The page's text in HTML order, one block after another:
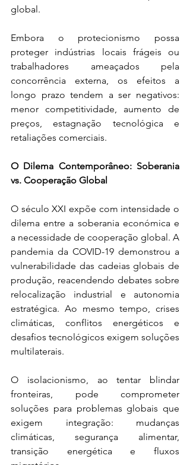
global.
Embora o protecionismo possa
proteger indústrias locais frágeis ou
trabalhadores ameaçados pela
concorrência externa, os efeitos a
longo prazo tendem a ser negativos:
menor competitividade, aumento de
preços, estagnação tecnológica e
retaliações comerciais.
O Dilema Contemporâneo: Soberania
vs. Cooperação Global
O século XXI expõe com intensidade o
dilema entre a soberania económica e
a necessidade de cooperação global. A
pandemia da COVID-19 demonstrou a
vulnerabilidade das cadeias globais de
produção, reacendendo debates sobre
relocalização industrial e autonomia
estratégica. Ao mesmo tempo, crises
climáticas, conflitos energéticos e
desafios tecnológicos exigem soluções
multilaterais.
O isolacionismo, ao tentar blindar
fronteiras, pode comprometer
soluções para problemas globais que
exigem integração: mudanças
climáticas, segurança alimentar,
transição energética e fluxos